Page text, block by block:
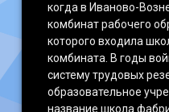
когда в Иваново-
комбинат рабочего
которого входила
комбината. В годы
систему трудовых
образовательное
название школа